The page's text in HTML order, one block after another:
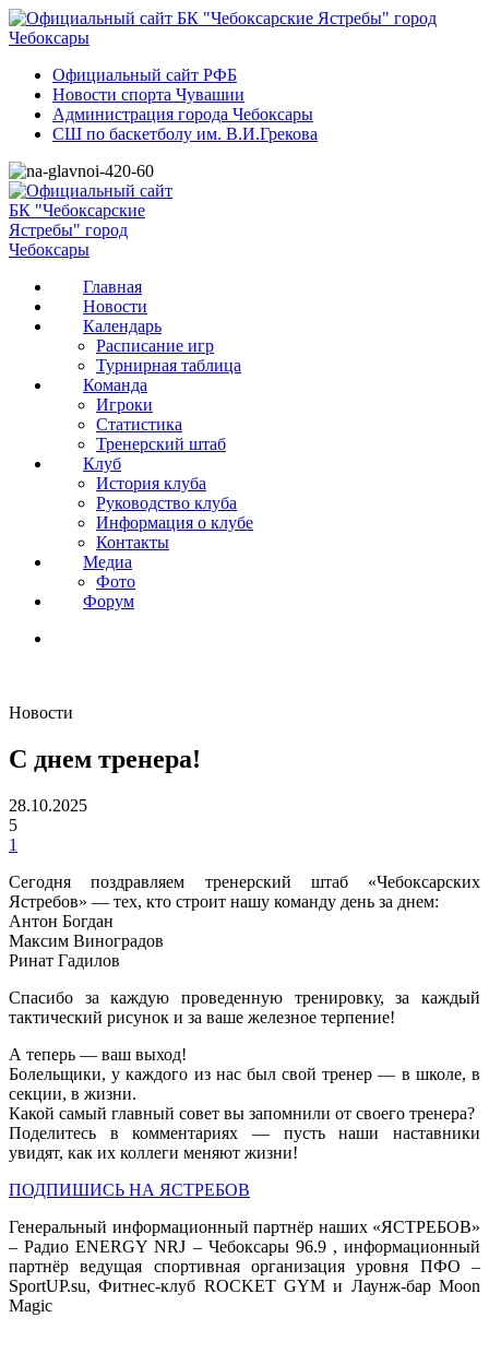
Официальный сайт РФБ
Новости спорта Чувашии
Администрация города Чебоксары
СШ по баскетболу им. В.И.Грекова
Главная
Новости
Календарь
Расписание игр
Турнирная таблица
Команда
Игроки
Статистика
Тренерский штаб
Клуб
История клуба
Руководство клуба
Информация о клубе
Контакты
Медиа
Фото
Форум
Новости
С днем тренера!
28.10.2025
5
1
Сегодня поздравляем тренерский штаб «Чебоксарских
Ястребов» — тех, кто строит нашу команду день за днем:
Антон Богдан
Максим Виноградов
Ринат Гадилов
Спасибо за каждую проведенную тренировку, за каждый
тактический рисунок и за ваше железное терпение!
А теперь — ваш выход!
Болельщики, у каждого из нас был свой тренер — в школе, в
секции, в жизни.
Какой самый главный совет вы запомнили от своего тренера?
Поделитесь в комментариях — пусть наши наставники
увидят, как их коллеги меняют жизни!
ПОДПИШИСЬ НА ЯСТРЕБОВ
Генеральный информационный партнёр наших «ЯСТРЕБОВ»
– Радио ENERGY NRJ – Чебоксары 96.9 , информационный
партнёр ведущая спортивная организация уровня ПФО –
SportUP.su, Фитнес-клуб ROCKET GYM и Лаунж-бар Moon
Magic